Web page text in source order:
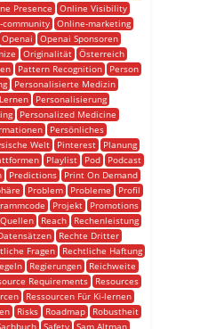
Presence
Online Visibility
community Online-marketing
Openai
Openai Sponsoren
Originalität
Österreich
Pattern Recognition
Person
Personalisierte Medizin
Personalisierung
Personalized Medicine
Persönliches
Welt Pinterest
Planung
Playlist Pod
Podcast
Predictions
Print On Demand
Problem Probleme
Profil
Projekt
Promotions
Quellen Reach
Rechenleistung
Rechte Dritter
Fragen
Rechtliche Haftung
Regierungen
Reichweite
Requirements
Resources
Ressourcen Für Ki-lernen
Risks Roadmap
Robustheit
Safety Sam Altman